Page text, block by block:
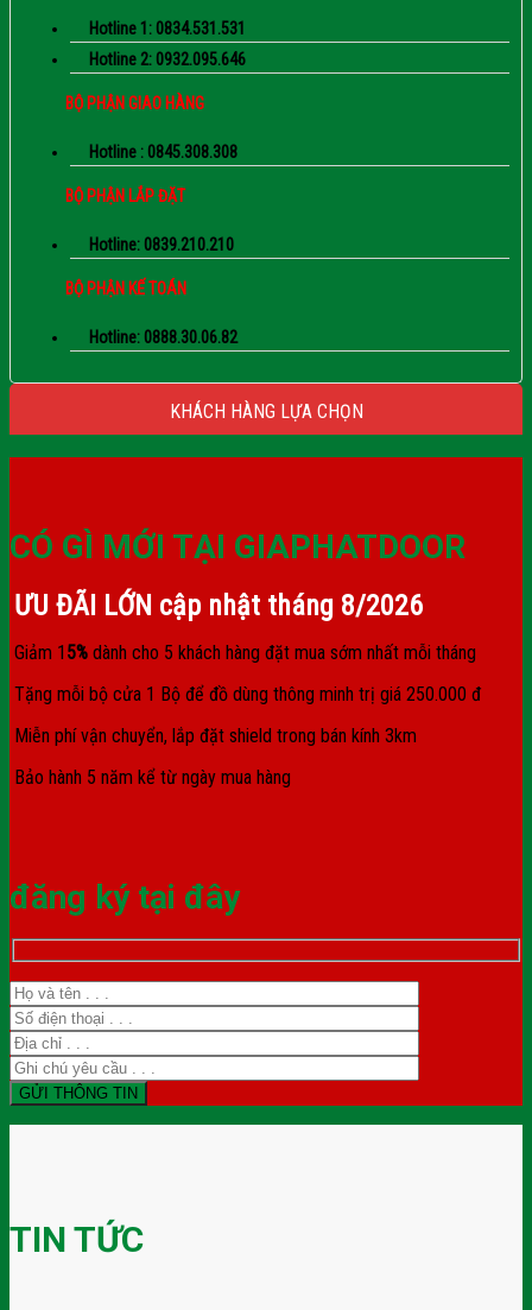
Hotline 1: 0834.531.531
Hotline 2: 0932.095.646
BỘ PHẬN GIAO HÀNG
Hotline : 0845.308.308
BỘ PHẬN LẮP ĐẶT
Hotline: 0839.210.210
BỘ PHẬN KẾ TOÁN
Hotline: 0888.30.06.82
KHÁCH HÀNG LỰA CHỌN
CÓ GÌ MỚI TẠI GIAPHATDOOR
ƯU ĐÃI LỚN cập nhật tháng 8/2026
Giảm 1 5% dành cho 5 khách hàng đặt mua sớm nhất mỗi tháng
Tặng mỗi bộ cửa 1 Bộ để đồ dùng thông minh trị giá 250.000 đ
Miễn phí vận chuyển, lắp đặt shield trong bán kính 3km
Bảo hành 5 năm kể từ ngày mua hàng
đăng ký tại đây
TIN TỨC